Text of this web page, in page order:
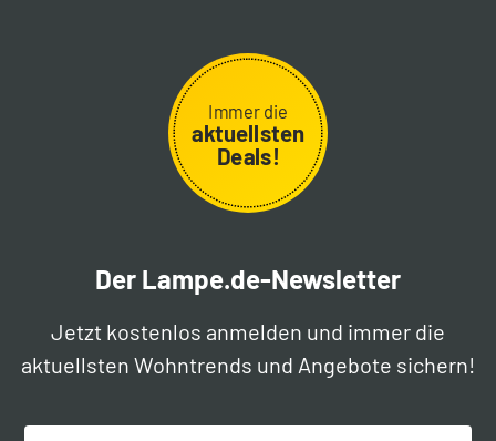
Immer die
aktuellsten
Deals!
Der Lampe.de-Newsletter
Jetzt kostenlos anmelden und immer die
aktuellsten Wohntrends und Angebote sichern!